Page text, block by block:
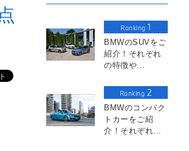
Ranking1
BMWのSUVをご
紹介！それぞれ
の特徴や...
Ranking 2
BMWのコンパク
トカーをご紹
介！それぞれ...